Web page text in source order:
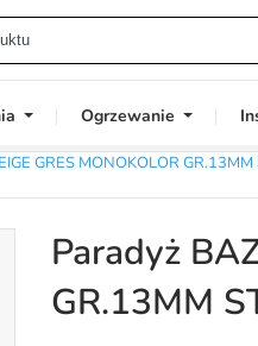
Ogrzewanie
GRES MONOKOLOR
Paradyż
GR.13MM